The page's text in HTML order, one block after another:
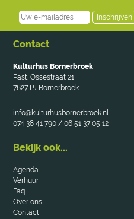
Inschrijven
Contact
Kulturhus Bornerbroek
Past. Ossestraat 21
7627 PJ Bornerbroek
info@kulturhusbornerbroek.nl
074 38 41 790 / 06 51 37 05 12
Bekijk ook...
Agenda
Verhuur
Faq
Over ons
Contact